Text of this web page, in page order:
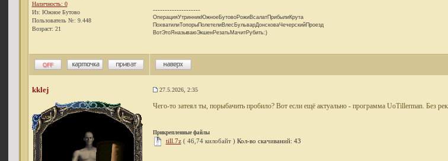
Наличность: 0
Из: Южное Бутово
Пользователь №: 9.448
Возраст: 21
--------------------
ОперацияУтринникЮжноеБутовоРожиВсалатПрибылиКрута
ПохватилиТопорыПолетелиВлесБульварДонсковаЧечерскийПроезд
ВотЭтоЯназываюЭкшенРезатьМачитРубить:)
kklej 27.5.2026, 2:35
Чего-то затеял ты, порыбачить пробило? Вот если ещё актуально - программа UoTillerman. Без
Прикрепленные файлы
till.7z( 46,74 килобайт ) Кол-во скачиваний: 43